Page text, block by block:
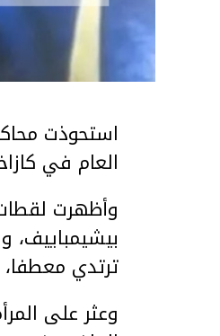
استحوذت
العام في
وأظهرت
بيشيمباييف،
ترتدي